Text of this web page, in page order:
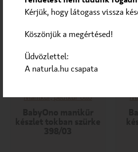
Manikűr, pedikűr olló
Kérjük, hogy látogass vissza
Köszönjük a megértésed!
Üdvözlettel:
A naturla.hu csapata